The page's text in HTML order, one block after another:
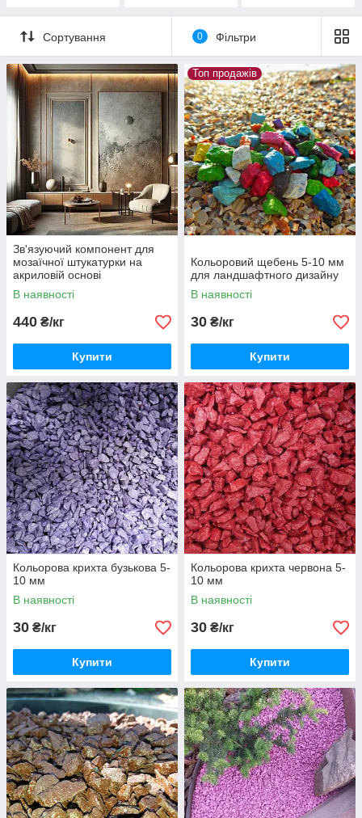
Сортування 0 Фільтри
Зв'язуючий компонент для
мозаїчної штукатурки на
акриловій основі
В наявності
440 ₴/кг
Купити
Топ продажів
Кольоровий щебень 5-10 мм
для ландшафтного дизайну
В наявності
30 ₴/кг
Купити
Кольорова крихта бузькова 5-
10 мм
В наявності
30 ₴/кг
Купити
Кольорова крихта червона 5-
10 мм
В наявності
30 ₴/кг
Купити